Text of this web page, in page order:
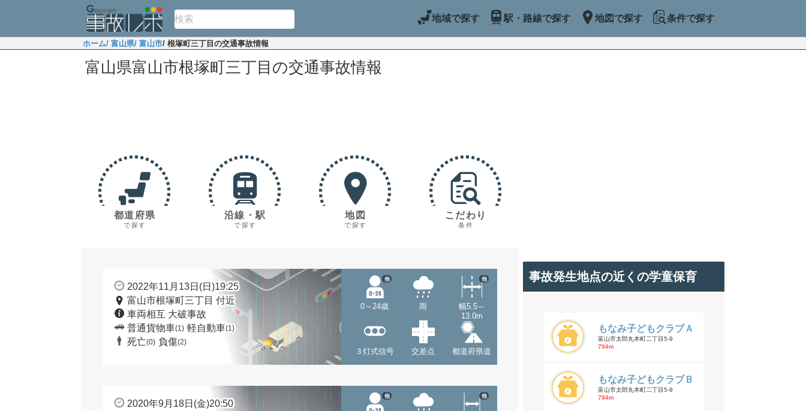
地域で探す 駅・路線で探す 地図で探す 条件で探す
ホーム/ 富山県/ 富山市/ 根塚町三丁目の交通事故情報
富山県富山市根塚町三丁目の交通事故情報
都道府県
で探す
沿線・駅
で探す
地図
で探す
こだわり
条件
2022年11月13日(日)19:25
富山市根塚町三丁目 付近
車両相互 大破事故
普通貨物車(1) 軽自動車(1)
死亡(0) 負傷(2)
0～24歳
他
雨
幅5.5～
13.0m
他
３灯式信号 交差点 都道府県道
2020年9月18日(金)20:50
他 他
事故発生地点の近くの学童保育
もなみ子どもクラブＡ
富山市太郎丸本町二丁目5-9
794m
もなみ子どもクラブＢ
富山市太郎丸本町二丁目5-9
794m